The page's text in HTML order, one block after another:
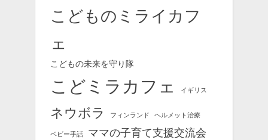
こどものミライカフ
ェ
こどもの未来を守り隊
こどミラカフェ イギリス
ネウボラ フィンランド ヘルメット治療
ベビー手話 ママの子育て支援交流会